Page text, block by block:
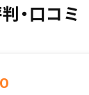
・口コミ